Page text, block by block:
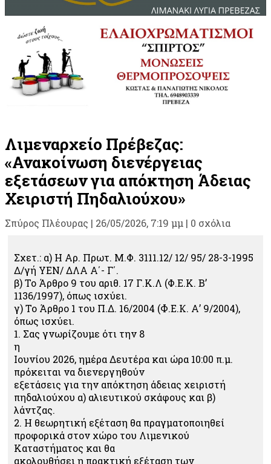
Λιμεναρχείο Πρέβεζας:
«Ανακοίνωση διενέργειας
εξετάσεων για απόκτηση Άδειας
Χειριστή Πηδαλιούχου»
Σπύρος Πλέουρας | 26/05/2026, 7:19 μμ | 0 σχόλια
Σχετ.: α) Η Αρ. Πρωτ. Μ.Φ. 3111.12/ 12/ 95/ 28-3-1995
Δ/γή ΥΕΝ/ ΔΛΑ Α΄- Γ΄.
β) Το Άρθρο 9 του αριθ. 17 Γ.Κ.Λ (Φ.Ε.Κ. Β’
1136/1997), όπως ισχύει.
γ) Το Άρθρο 1 του П.Δ. 16/2004 (Ф.Е.К. А’ 9/2004),
όπως ισχύει.
1. Σας γνωρίζουμε ότι την 8
η
Ιουνίου 2026, ημέρα Δευτέρα και ώρα 10:00 π.μ.
πρόκειται να διενεργηθούν
εξετάσεις για την απόκτηση άδειας χειριστή
πηδαλιούχου α) αλιευτικού σκάφους και β)
λάντζας.
2. Η θεωρητική εξέταση θα πραγματοποιηθεί
προφορικά στον χώρο του Λιμενικού
Καταστήματος και θα
ακολουθήσει η πρακτική εξέταση των